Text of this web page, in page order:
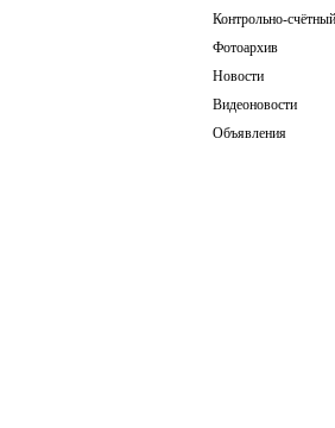
Контрольно-
Фотоархив
Новости
Видеоновости
Объявления